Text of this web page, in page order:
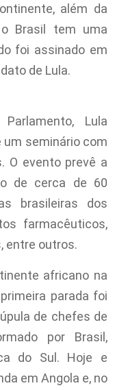
além da
Brasil tem uma
foi assinado em
de Lula.
Lula
seminário com
O evento prevê a
de cerca de 60
brasileiras dos
farmacêuticos,
entre outros.
africano na
parada foi
de chefes de
por Brasil,
do Sul. Hoje e
em Angola e, no